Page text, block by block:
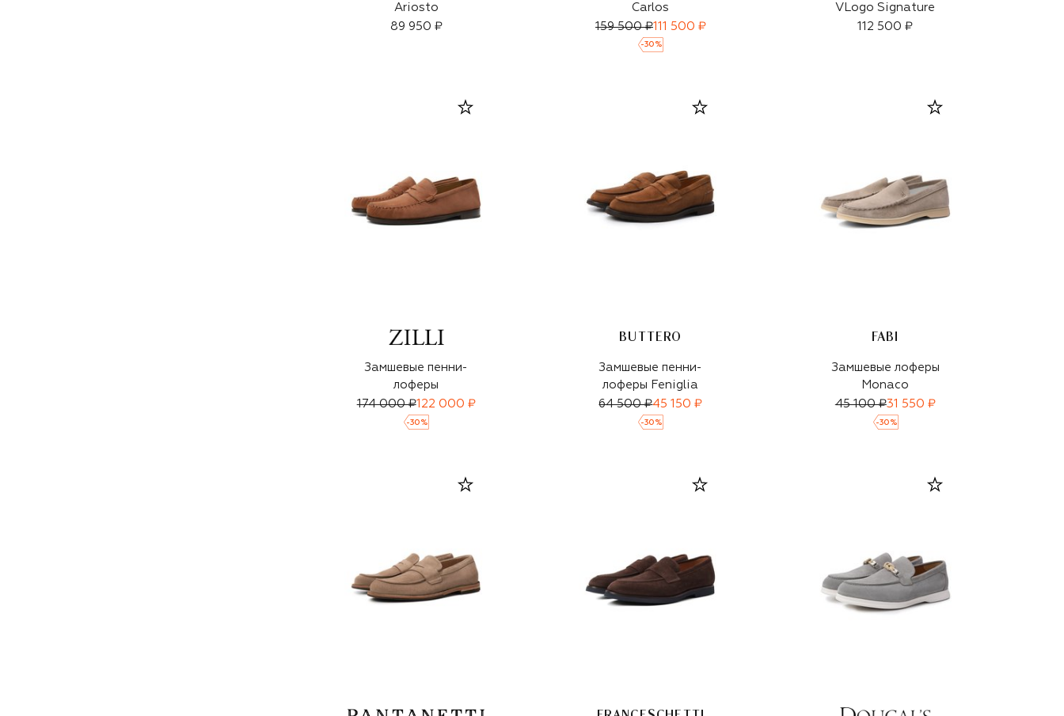
Ariosto
89 950 ₽
Carlos
159 500 ₽111 500 ₽
-30 %
VLogo Signature
112 500 ₽
Замшевые пенни-
лоферы
174 000 ₽122 000 ₽
-30 %
BUTTERO
Замшевые пенни-
лоферы Feniglia
64 500 ₽45 150 ₽
-30 %
FABI
Замшевые лоферы
Monaco
45 100 ₽31 550 ₽
-30 %